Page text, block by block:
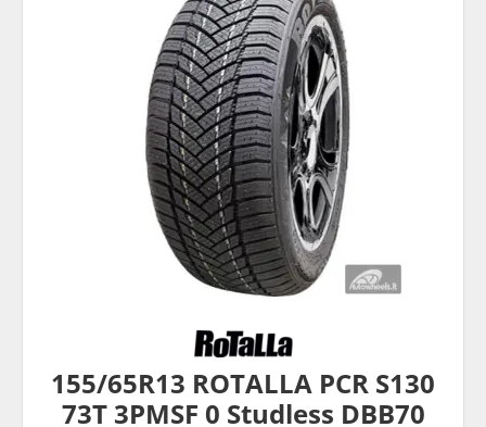
155/65R13 ROTALLA PCR S130
73T 3PMSF 0 Studless DBB70